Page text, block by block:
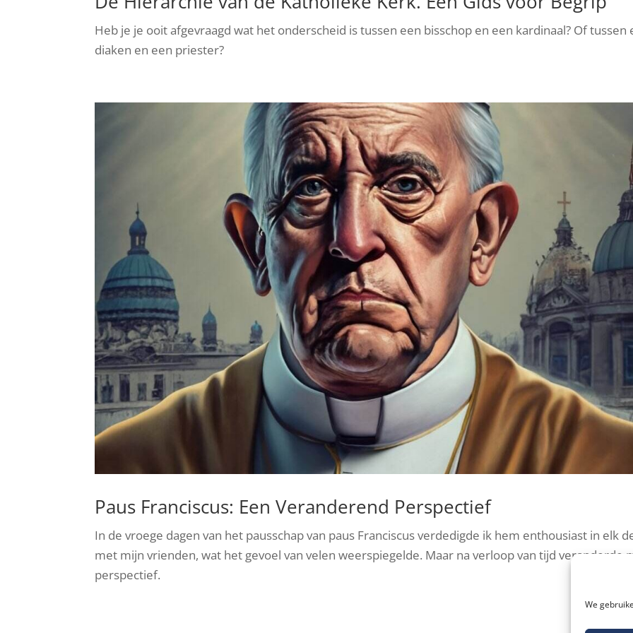
We
Heb je je ooit afgevraagd wat het onderscheid is tussen een bisschop en een kardinaal? Of tussen
diaken en een priester?
Paus Franciscus: Een Veranderend Perspectief
In de vroege dagen van het pausschap van paus Franciscus verdedigde ik hem enthousiast in elk
met mijn vrienden, wat het gevoel van velen weerspiegelde. Maar na verloop van tijd veranderde
perspectief.